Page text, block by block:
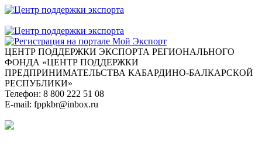
ЦЕНТР ПОДДЕРЖКИ ЭКСПОРТА РЕГИОНАЛЬНОГО
ФОНДА «ЦЕНТР ПОДДЕРЖКИ
ПРЕДПРИНИМАТЕЛЬСТВА КАБАРДИНО-БАЛКАРСКОЙ
РЕСПУБЛИКИ»
Телефон: 8 800 222 51 08
E-mail: fppkbr@inbox.ru